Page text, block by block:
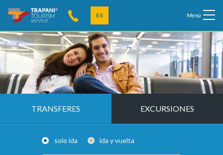
ES Menú
TRANSFERES EXCURSIONES
solo ida ida y vuelta